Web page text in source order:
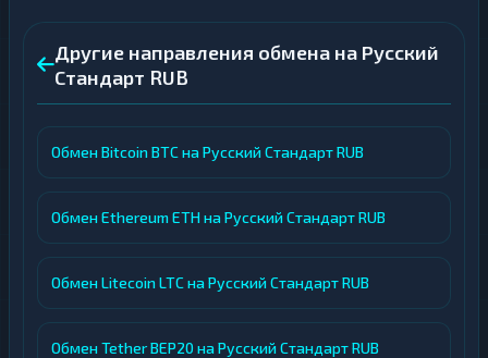
Другие направления обмена на Русский
Стандарт RUB
Обмен Bitcoin BTC на Русский Стандарт RUB
Обмен Ethereum ETH на Русский Стандарт RUB
Обмен Litecoin LTC на Русский Стандарт RUB
Обмен Tether BEP20 на Русский Стандарт RUB